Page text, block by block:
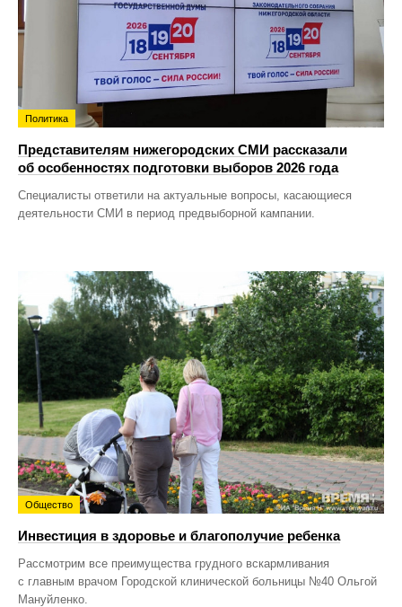
Политика
Представителям нижегородских СМИ рассказали
об особенностях подготовки выборов 2026 года
Специалисты ответили на актуальные вопросы, касающиеся
деятельности СМИ в период предвыборной кампании.
Общество
Инвестиция в здоровье и благополучие ребенка
Рассмотрим все преимущества грудного вскармливания
с главным врачом Городской клинической больницы №40 Ольгой
Мануйленко.